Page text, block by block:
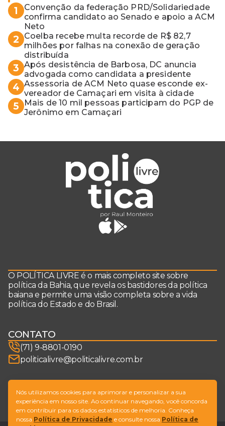
1
Convenção da federação PRD/Solidariedade
confirma candidato ao Senado e apoio a ACM
Neto
2
Coelba recebe multa recorde de R$ 82,7
milhões por falhas na conexão de geração
distribuída
3 Após desistência de Barbosa, DC anuncia
advogada como candidata a presidente
4 Assessoria de ACM Neto quase esconde ex-
vereador de Camaçari em visita à cidade
5
Mais de 10 mil pessoas participam do PGP de
Jerônimo em Camaçari
O POLÍTICA LIVRE é o mais completo site sobre
política da Bahia, que revela os bastidores da política
baiana e permite uma visão completa sobre a vida
política do Estado e do Brasil.
CONTATO
(71) 9-8801-0190
politicalivre@politicalivre.com.br
SIGA-NOS
Nós utilizamos cookies para aprimorar e personalizar a sua
experiência em nosso site. Ao continuar navegando, você concorda
em contribuir para os dados estatísticos de melhoria. Conheça
nossa Política de Privacidade e consulte nossa Política de